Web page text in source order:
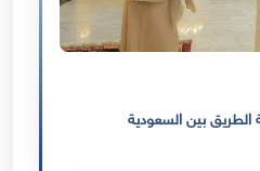
الطريق بين السعودية